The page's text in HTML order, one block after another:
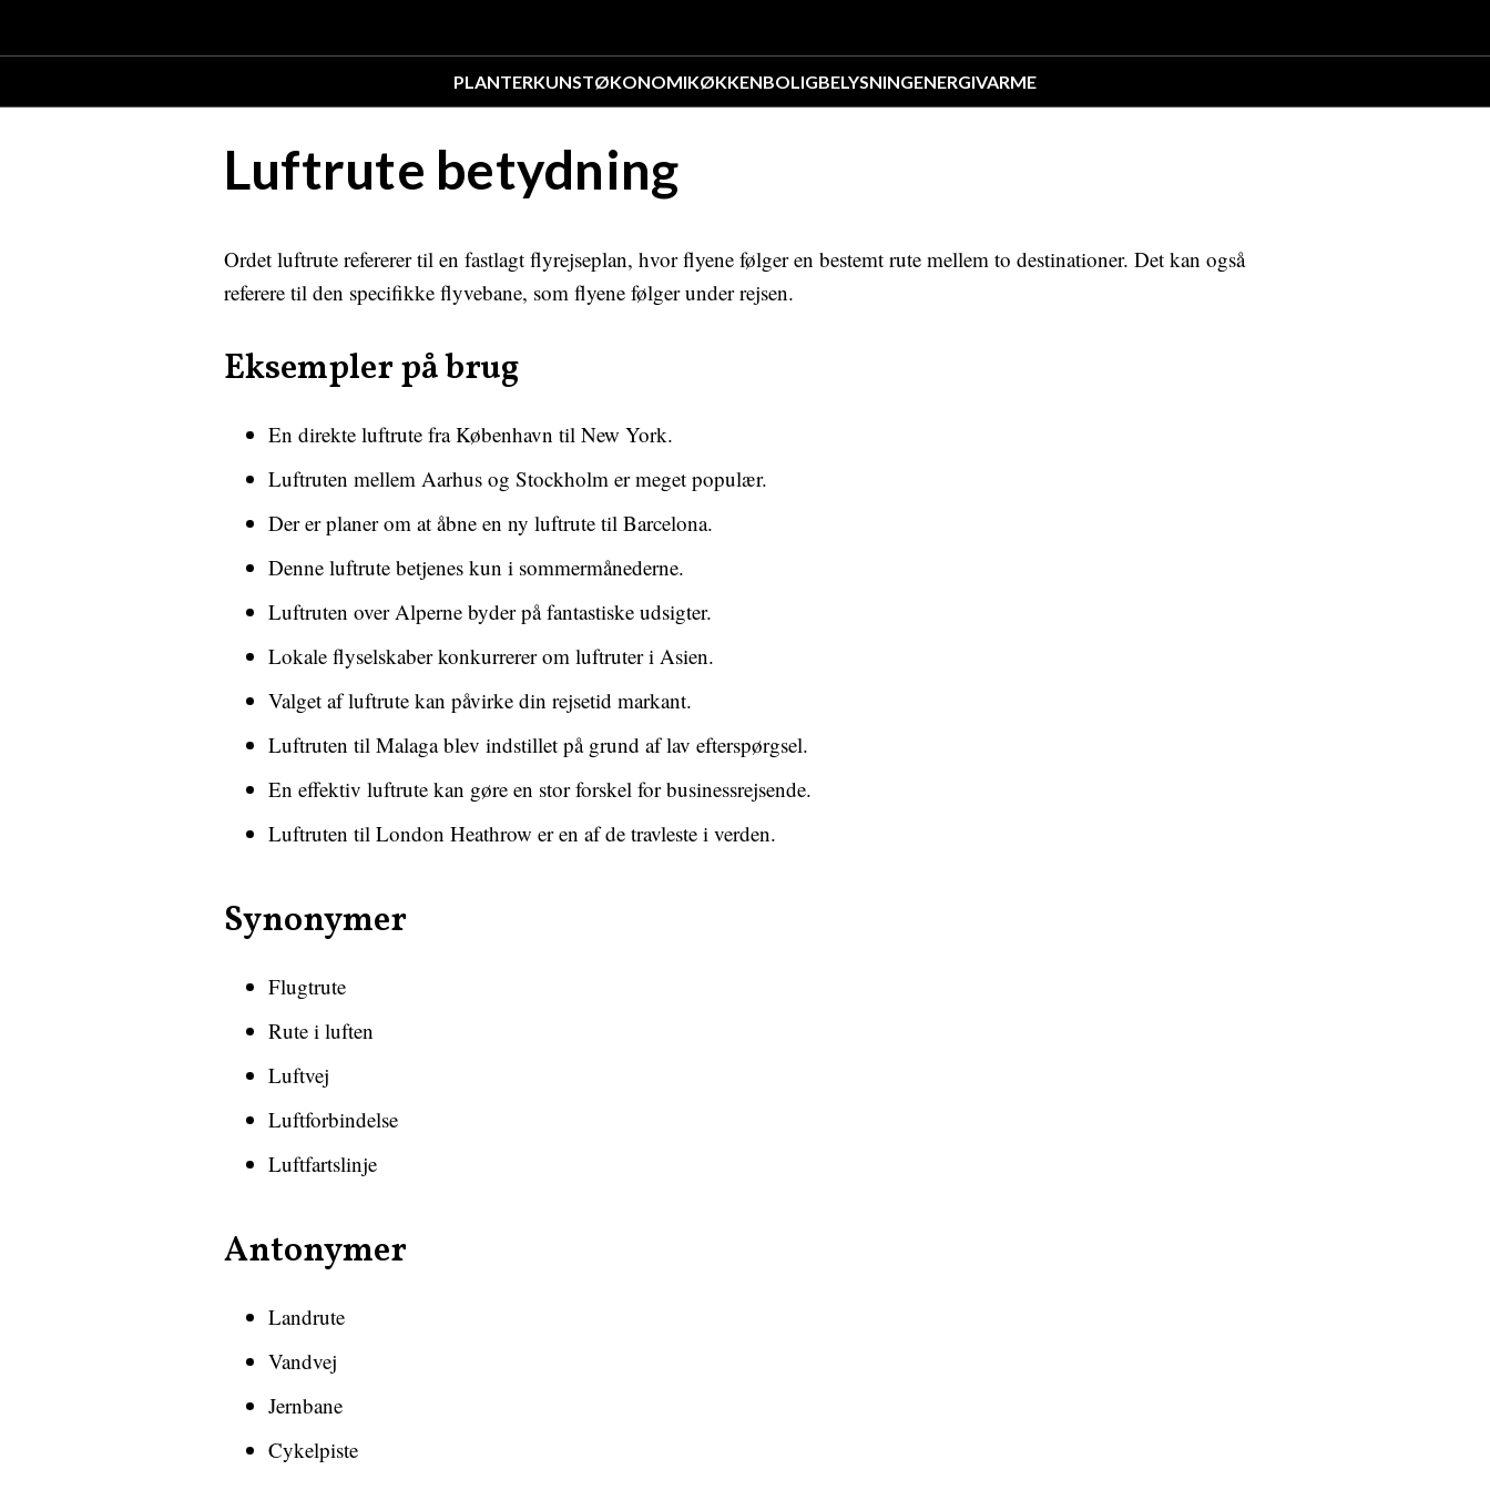
PLANTERKUNSTØKONOMIKØKKENBOLIGBELYSNINGENERGIVARME
Luftrute betydning
Ordet luftrute refererer til en fastlagt flyrejseplan, hvor flyene følger en bestemt rute mellem to destinationer. Det kan også
referere til den specifikke flyvebane, som flyene følger under rejsen.
Eksempler på brug
En direkte luftrute fra København til New York.
Luftruten mellem Aarhus og Stockholm er meget populær.
Der er planer om at åbne en ny luftrute til Barcelona.
Denne luftrute betjenes kun i sommermånederne.
Luftruten over Alperne byder på fantastiske udsigter.
Lokale flyselskaber konkurrerer om luftruter i Asien.
Valget af luftrute kan påvirke din rejsetid markant.
Luftruten til Malaga blev indstillet på grund af lav efterspørgsel.
En effektiv luftrute kan gøre en stor forskel for businessrejsende.
Luftruten til London Heathrow er en af de travleste i verden.
Synonymer
Flugtrute
Rute i luften
Luftvej
Luftforbindelse
Luftfartslinje
Antonymer
Landrute
Vandvej
Jernbane
Cykelpiste